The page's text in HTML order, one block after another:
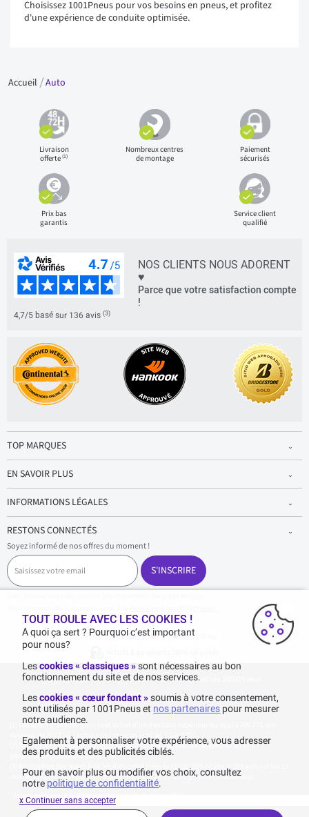
Choisissez 1001Pneus pour vos besoins en pneus, et profitez
d'une expérience de conduite optimisée.
Accueil Auto
Livraison
offerte(1)
Nombreux centres
de montage
Paiement
sécurisés
Prix bas
garantis
Service client
qualifié
NOS CLIENTS NOUS ADORENT
♥
Parce que votre satisfaction compte
!
4,7/5 basé sur 136 avis (3)
TOP MARQUES
EN SAVOIR PLUS
INFORMATIONS LÉGALES
RESTONS CONNECTÉS
Soyez informé de nos offres du moment !
S
a
i
s
S'INSCRIRE
1001pneus - Copyright 2026 - Tous droits réservés 1001Pneus
Livraison gratuite : pour tout achat d'un montant supérieur ou égal à 70€ TTC (en-
dessous de 70€ TTC, les frais de livraison sont de 7,90€ TTC).
Tarif catalogue manufacturier en vigueur non remisé. Ne reflète pas le tarif
généralement constaté sur le site.
Agrégation des notes Avis Vérifiés constatées le 23/02/2026 basé sur 118 avis sur les 12
derniers mois et un total de 136 avis depuis le 27/07/2022 pour la Luxembourg.
* Voir conditions des offres commerciales en
TOUT ROULE AVEC LES COOKIES !
A quoi ça sert ? Pourquoi c’est important
pour nous?
Lescookies « classiques »sont nécessaires au bon
fonctionnement du site et de nos services.
Lescookies « cœur fondant » soumis à votre consentement,
sont utilisés par 1001Pneus et nos partenaires pour mesurer
notre audience.
Egalement à personnaliser votre expérience, vous adresser
des produits et des publicités ciblés.
Pour en savoir plus ou modifier vos choix, consultez
notre politique de confidentialité.
x Continuer sans accepter